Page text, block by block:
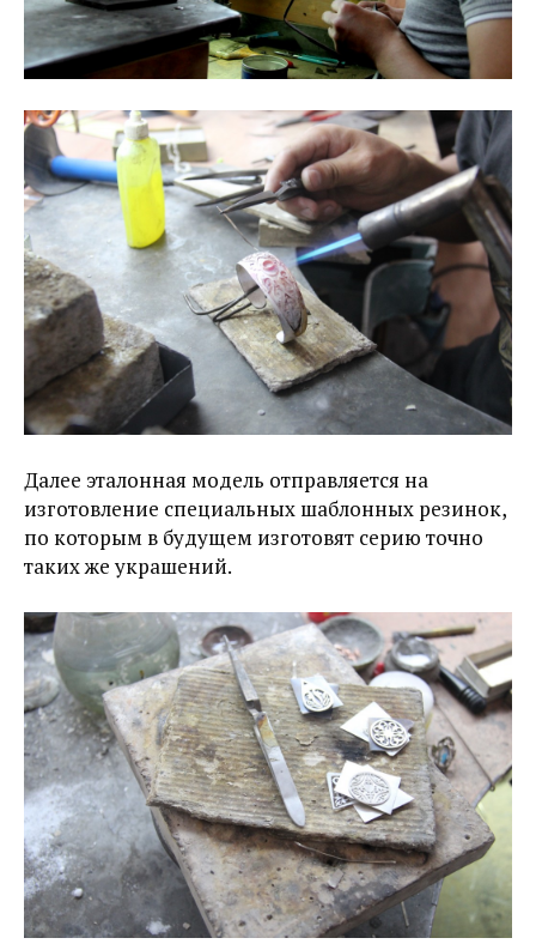
Далее эталонная модель отправляется на
изготовление специальных шаблонных резинок,
по которым в будущем изготовят серию точно
таких же украшений.